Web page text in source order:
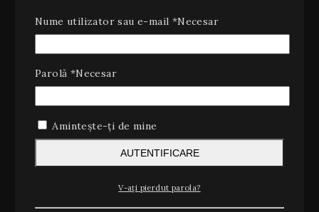
Livrare internaţională (UE): 5–7 zile
lucrătoare, costurile variind în funcție de țară și
greutate; se va afișa automat în coș la finalizarea
comenzii.
Plata ramburs: disponibilă la livrarea coletelor
Estimări orientative
orientativi şi pot varia în funcție de stoc,
disponibilitatea curierului sau condiții
2. Dreptul de retragere (14 zile)
Nume utilizator sau e-mail *Necesar
Parolă *Necesar
Amintește-ți de mine
AUTENTIFICARE
V-ați pierdut parola?